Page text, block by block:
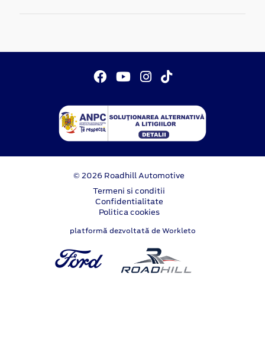
© 2026 Roadhill Automotive
Termeni si conditii
Confidentialitate
Politica cookies
platformă dezvoltată de Workleto